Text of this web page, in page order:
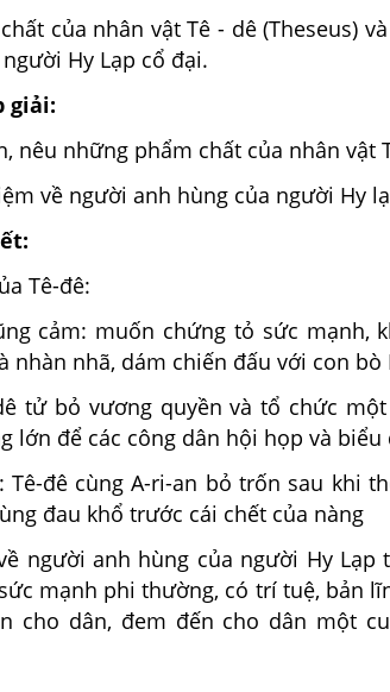
của nhân vật Tê - dê (Theseus)
Hy Lạp cổ đại.
giải:
nêu những phẩm chất của nhân vật
về người anh hùng của người Hy
Tê-đê:
cảm: muốn chứng tỏ sức mạnh,
nhàn nhã, dám chiến đấu với con
tử bỏ vương quyền và tổ chức
lớn để các công dân hội họp và biểu
Tê-đê cùng A-ri-an bỏ trốn sau khi
đau khổ trước cái chết của nàng
người anh hùng của người Hy Lạp
mạnh phi thường, có trí tuệ, bản
cho dân, đem đến cho dân một